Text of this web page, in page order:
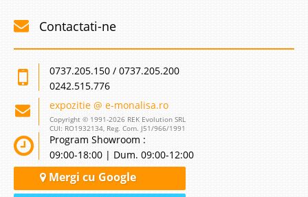
Contactati-ne
0737.205.150 / 0737.205.200
0242.515.776
expozitie @ e-monalisa.ro
Copyright © 1991-2026 REK Evolution SRL
CUI: RO1932134, Reg. Com. J51/966/1991
Program Showroom :
09:00-18:00 | Dum. 09:00-12:00
Mergi cu Google